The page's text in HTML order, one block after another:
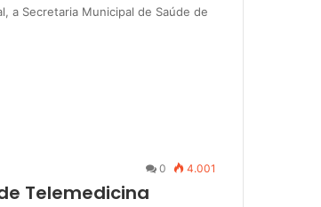
a Secretaria Municipal de Saúde de
0 4.001
Telemedicina